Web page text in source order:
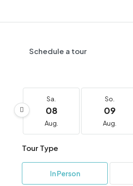
Schedule a tour
Sa.
08
Aug.
So.
09
Aug.
Tour Type
In Person